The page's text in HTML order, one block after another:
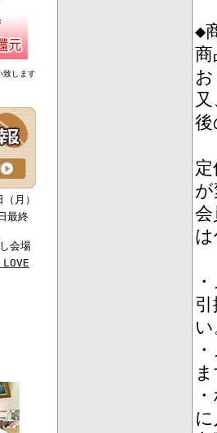
致します
月）
最終
会場
◆
会